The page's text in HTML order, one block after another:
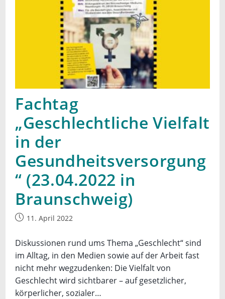
Fachtag
„Geschlechtliche Vielfalt
in der
Gesundheitsversorgung
“ (23.04.2022 in
Braunschweig)
Beitrag11. April 2022
Diskussionen rund ums Thema „Geschlecht“ sind
im Alltag, in den Medien sowie auf der Arbeit fast
nicht mehr wegzudenken: Die Vielfalt von
Geschlecht wird sichtbarer – auf gesetzlicher,
körperlicher, sozialer…